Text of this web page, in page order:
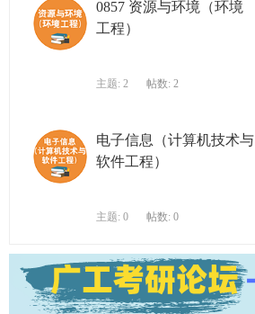
0857 资源与环境（环境
工程）
主题: 2 帖数: 2
电子信息（计算机技术与
软件工程）
主题: 0 帖数: 0